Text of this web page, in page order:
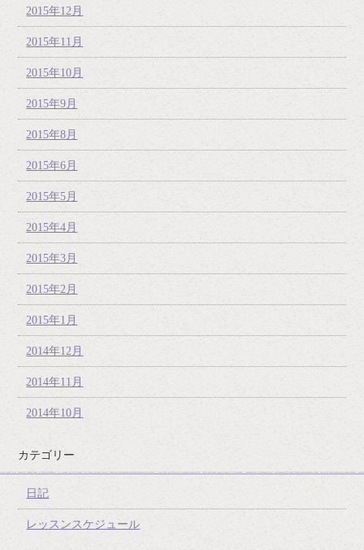
2015年12月
2015年11月
2015年10月
2015年9月
2015年8月
2015年6月
2015年5月
2015年4月
2015年3月
2015年2月
2015年1月
2014年12月
2014年11月
2014年10月
カテゴリー
日記
レッスンスケジュール